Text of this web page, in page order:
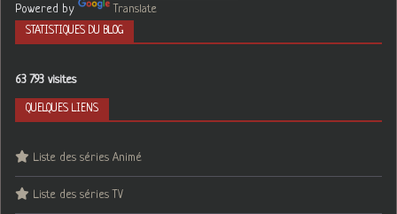
Powered by Translate
STATISTIQUES DU BLOG
63 793 visites
QUELQUES LIENS
Liste des séries Animé
Liste des séries TV